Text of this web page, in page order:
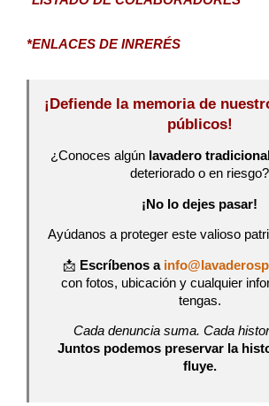
*ENLACES DE INRERÉS
¡Defiende la memoria de
públicos!
¿Conoces algún lavadero tradicional
deteriorado o en riesgo?
¡No lo dejes pasar!
Ayúdanos a proteger este valioso
📩 Escríbenos a
con fotos, ubicación y cualquier
tengas.
Cada denuncia suma. Cada
Juntos podemos preservar la
fluye.